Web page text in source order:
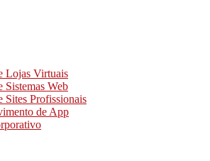
Lojas Virtuais
Sistemas Web
Sites Profissionais
de App